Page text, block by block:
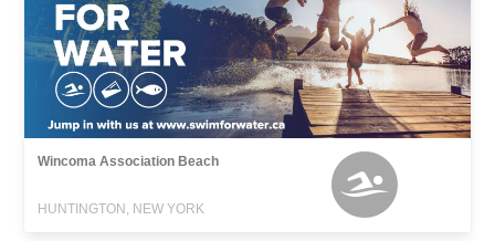
Wincoma Association Beach
HUNTINGTON, NEW YORK